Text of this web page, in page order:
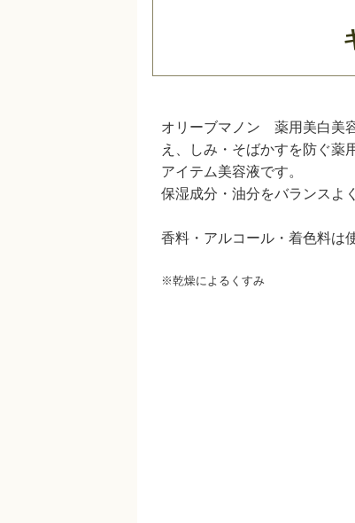
オリーブマノン 薬用美白美
え、しみ・そばかすを防ぐ薬
アイテム美容液です。
保湿成分・油分をバランスよ
香料・アルコール・着色料は
※乾燥によるくすみ